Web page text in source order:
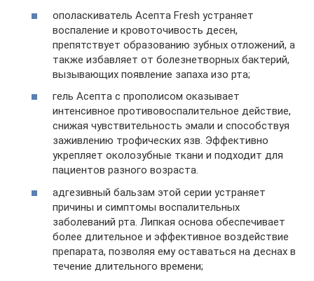
ополаскиватель Асепта Fresh устраняет
воспаление и кровоточивость десен,
препятствует образованию зубных отложений, а
также избавляет от болезнетворных бактерий,
вызывающих появление запаха изо рта;
гель Асепта с прополисом оказывает
интенсивное противовоспалительное действие,
снижая чувствительность эмали и способствуя
заживлению трофических язв. Эффективно
укрепляет околозубные ткани и подходит для
пациентов разного возраста.
адгезивный бальзам этой серии устраняет
причины и симптомы воспалительных
заболеваний рта. Липкая основа обеспечивает
более длительное и эффективное воздействие
препарата, позволяя ему оставаться на деснах в
течение длительного времени;